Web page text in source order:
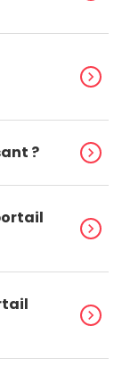
chevron_right
? chevron_right
chevron_right
chevron_right